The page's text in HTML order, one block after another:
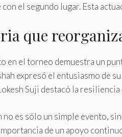
el segundo lugar. Esta
que
en el torneo demuestra un
expresó el entusiasmo de
Suji destacó la
no es sólo un simple evento,
de un apoyo